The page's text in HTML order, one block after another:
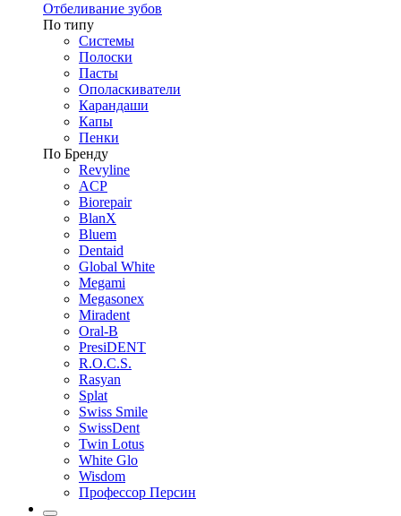
Отбеливание зубов
По типу
Системы
Полоски
Пасты
Ополаскиватели
Карандаши
Капы
Пенки
По Бренду
Revyline
ACP
Biorepair
BlanX
Bluem
Dentaid
Global White
Megami
Megasonex
Miradent
Oral-B
PresiDENT
R.O.C.S.
Rasyan
Splat
Swiss Smile
SwissDent
Twin Lotus
White Glo
Wisdom
Профессор Персин